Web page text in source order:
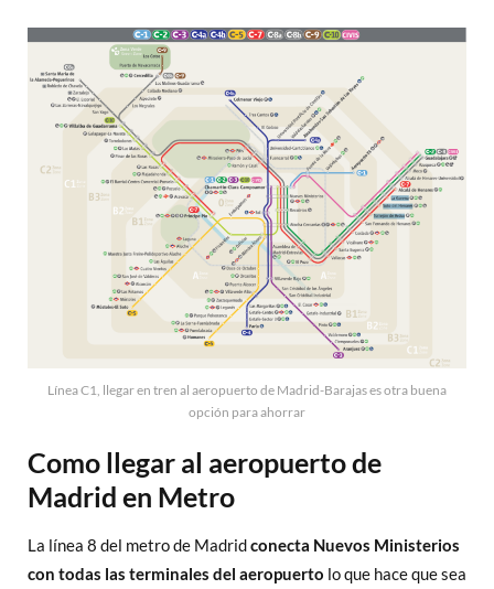
Línea C1, llegar en tren al aeropuerto de Madrid-Barajas es otra buena
opción para ahorrar
Como llegar al aeropuerto de
Madrid en Metro
La línea 8 del metro de Madridconecta Nuevos Ministerios
con todas las terminales del aeropuerto lo que hace que sea